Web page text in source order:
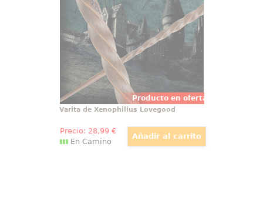
Producto en oferta
Harry Potter. Viene en caja de
regalo. Realizada en resina
(Polyresin).
Varita de Xenophilius Lovegood
Precio: 28,99€
En Camino